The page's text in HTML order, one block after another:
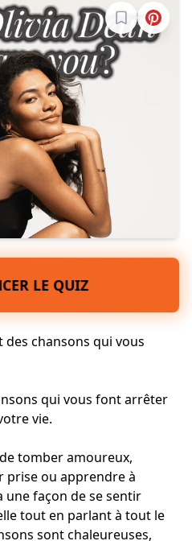
LE QUIZ
chansons qui vous
qui vous font arrêter
vie.
tomber amoureux,
prise ou apprendre à
une façon de se sentir
tout en parlant à tout le
sont chaleureuses,